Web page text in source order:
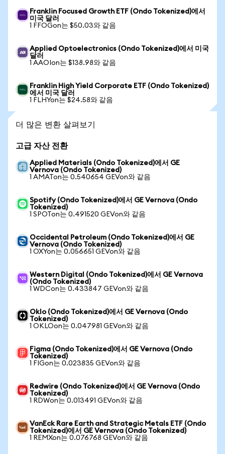
Franklin Focused Growth ETF (Ondo Tokenized)에서
미국 달러
1 FFOGon는 $50.03와 같음
Applied Optoelectronics (Ondo Tokenized)에서 미국
달러
1 AAOIon는 $138.98와 같음
Franklin High Yield Corporate ETF (Ondo Tokenized)
에서 미국 달러
1 FLHYon는 $24.58와 같음
더 많은 변환 살펴보기
고급 자산 전환
Applied Materials (Ondo Tokenized)에서 GE
Vernova (Ondo Tokenized)
1 AMATon는 0.540654 GEVon와 같음
Spotify (Ondo Tokenized)에서 GE Vernova (Ondo
Tokenized)
1 SPOTon는 0.491520 GEVon와 같음
Occidental Petroleum (Ondo Tokenized)에서 GE
Vernova (Ondo Tokenized)
1 OXYon는 0.056651 GEVon와 같음
Western Digital (Ondo Tokenized)에서 GE Vernova
(Ondo Tokenized)
1 WDCon는 0.433847 GEVon와 같음
Oklo (Ondo Tokenized)에서 GE Vernova (Ondo
Tokenized)
1 OKLOon는 0.047981 GEVon와 같음
Figma (Ondo Tokenized)에서 GE Vernova (Ondo
Tokenized)
1 FIGon는 0.023835 GEVon와 같음
Redwire (Ondo Tokenized)에서 GE Vernova (Ondo
Tokenized)
1 RDWon는 0.013491 GEVon와 같음
VanEck Rare Earth and Strategic Metals ETF (Ondo
Tokenized)에서 GE Vernova (Ondo Tokenized)
1 REMXon는 0.076768 GEVon와 같음